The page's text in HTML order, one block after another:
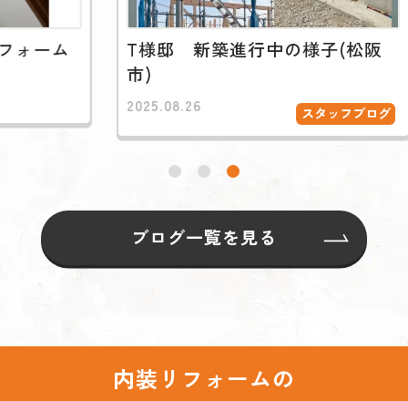
T様邸 新築進行中の様子(松阪
O様邸
ブログ一覧を見る
内装リフォームの